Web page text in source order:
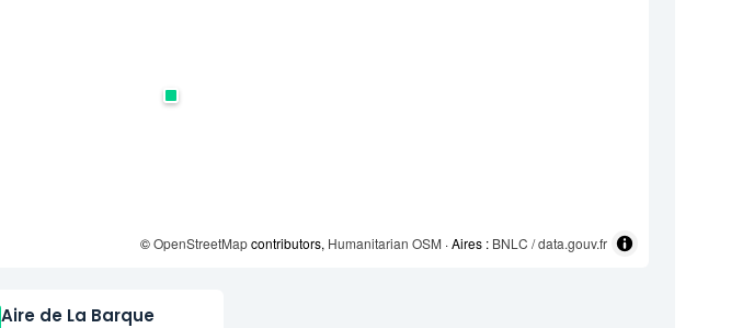
©OpenStreetMapcontributors, Humanitarian OSM · Aires : BNLC / data.gouv.fr
Aire de La Barque